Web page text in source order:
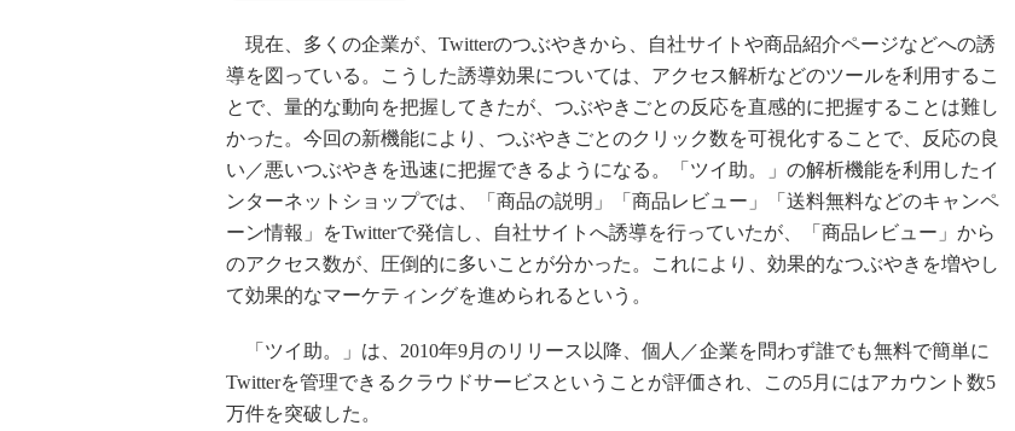
現在、多くの企業が、Twitterのつぶやきから、自社サイトや商品紹介ページなどへの誘
導を図っている。こうした誘導効果については、アクセス解析などのツールを利用するこ
とで、量的な動向を把握してきたが、つぶやきごとの反応を直感的に把握することは難し
かった。今回の新機能により、つぶやきごとのクリック数を可視化することで、反応の良
い／悪いつぶやきを迅速に把握できるようになる。「ツイ助。」の解析機能を利用したイ
ンターネットショップでは、「商品の説明」「商品レビュー」「送料無料などのキャンペ
ーン情報」をTwitterで発信し、自社サイトへ誘導を行っていたが、「商品レビュー」から
のアクセス数が、圧倒的に多いことが分かった。これにより、効果的なつぶやきを増やし
て効果的なマーケティングを進められるという。
「ツイ助。」は、2010年9月のリリース以降、個人／企業を問わず誰でも無料で簡単に
Twitterを管理できるクラウドサービスということが評価され、この5月にはアカウント数5
万件を突破した。